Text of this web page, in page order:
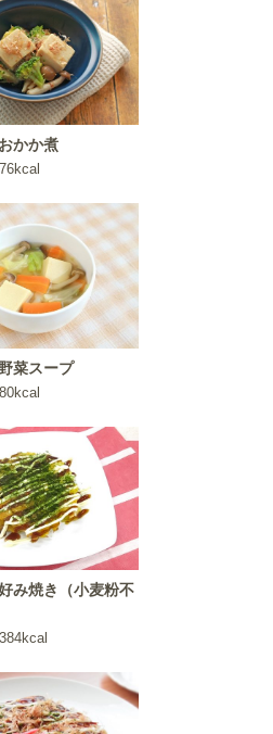
かか煮
76kcal
菜スープ
80kcal
み焼き（小麦粉不
384kcal